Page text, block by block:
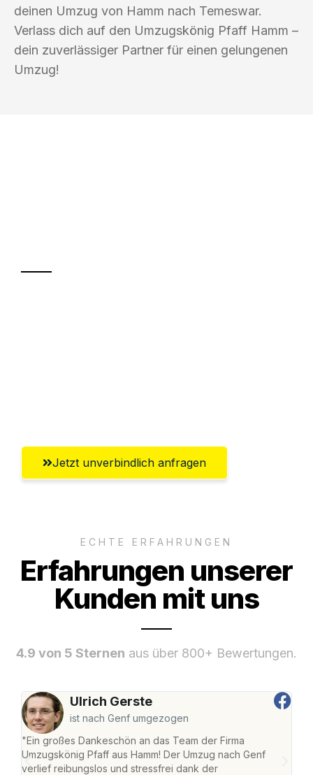
deinen Umzug von Hamm nach Temeswar.
Verlass dich auf den Umzugskönig Pfaff Hamm –
dein zuverlässiger Partner für einen gelungenen
Umzug!
Jetzt unverbindlich anfragen
ECHTE ERFAHRUNGEN
Erfahrungen unserer
Kunden mit uns
4.9 von 5 Sternen aus über 800+ Bewertungen.
Ulrich Gerste
ist nach Genf umgezogen
"Ein großes Dankeschön an das Team der Firma
Umzugskönig Pfaff aus Hamm! Der Umzug nach Genf
verlief reibungslos und stressfrei dank der